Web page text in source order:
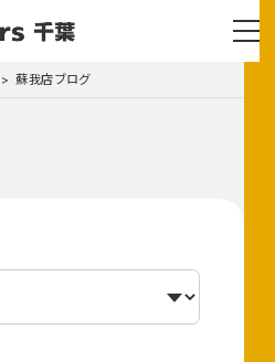
蘇我店ブログ